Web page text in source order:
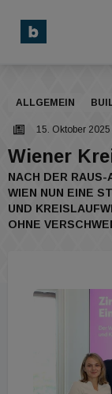
ALLGEMEIN
15. Oktober 2025
Wiener
NACH DER
WIEN NUN EINE
UND
HNE